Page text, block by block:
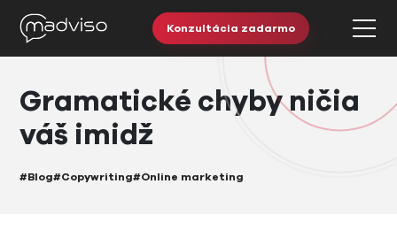
Konzultácia zadarmo
Gramatické chyby ničia
váš imidž
#Blog#Copywriting#Online marketing